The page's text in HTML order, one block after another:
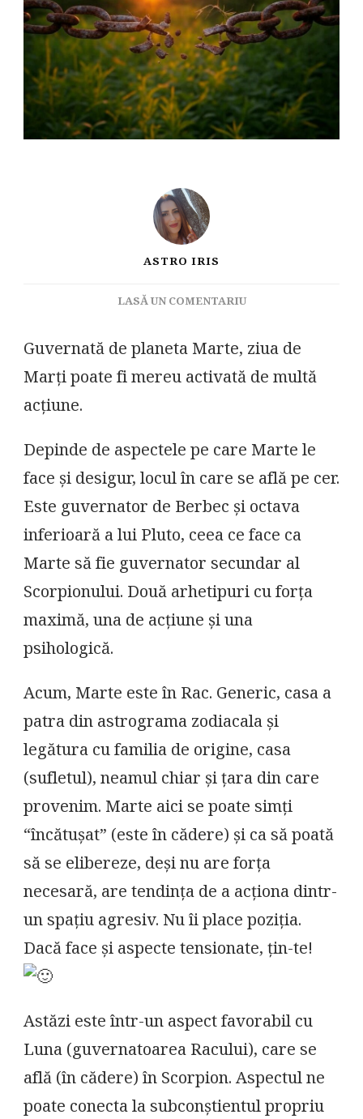
ASTRO IRIS
LASĂ UN COMENTARIULA
ACȚIUNE
Guvernată de planeta Marte, ziua de
Marți poate fi mereu activată de multă
acțiune.
Depinde de aspectele pe care Marte le
face și desigur, locul în care se află pe cer.
Este guvernator de Berbec și octava
inferioară a lui Pluto, ceea ce face ca
Marte să fie guvernator secundar al
Scorpionului. Două arhetipuri cu forța
maximă, una de acțiune și una
psihologică.
Acum, Marte este în Rac. Generic, casa a
patra din astrograma zodiacala și
legătura cu familia de origine, casa
(sufletul), neamul chiar și țara din care
provenim. Marte aici se poate simți
“încătușat” (este în cădere) și ca să poată
să se elibereze, deși nu are forța
necesară, are tendința de a acționa dintr-
un spațiu agresiv. Nu îi place poziția.
Dacă face și aspecte tensionate, țin-te!
Astăzi este într-un aspect favorabil cu
Luna (guvernatoarea Racului), care se
află (în cădere) în Scorpion. Aspectul ne
poate conecta la subconștientul propriu